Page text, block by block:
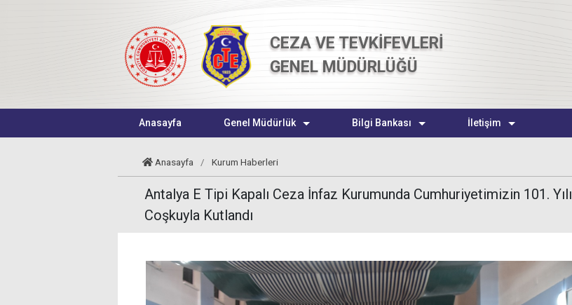
CEZA VE TEVKİFEVLERİ
GENEL MÜDÜRLÜĞÜ
Anasayfa Genel Müdürlük Bilgi Bankası İletişim
Anasayfa / Kurum Haberleri
Antalya E Tipi Kapalı Ceza İnfaz Kurumunda Cumhuriyetimizin 101. Yılı
Coşkuyla Kutlandı